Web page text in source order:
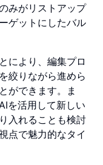
みがリストアップ
ゲットにしたバル
により、編集プロ
絞りながら進めら
ができます。ま
を活用して新しい
入れることも検討
点で魅力的なタイ